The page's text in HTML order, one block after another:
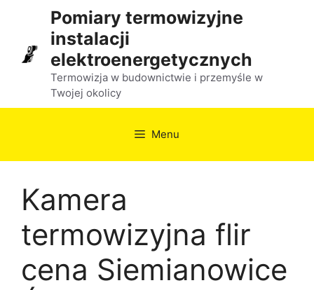
treści
Pomiary termowizyjne
instalacji
elektroenergetycznych
Termowizja w budownictwie i przemyśle w
Twojej okolicy
Menu
Kamera
termowizyjna flir
cena Siemianowice